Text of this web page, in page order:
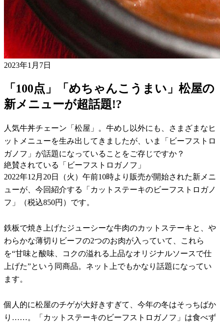
2023年1月7日
「100点」「めちゃんこうまい」松屋の
新メニューが超話題!?
人気牛丼チェーン「松屋」。牛めし以外にも、さまざまなヒ
ットメニューを生み出してきましたが、いま「ビーフストロ
ガノフ」が話題になっていることをご存じですか？
絶賛されている「ビーフストロガノフ」
2022年12月20日（火）午前10時より販売が開始された新メニ
ューが、今回紹介する「カットステーキのビーフストロガノ
フ」（税込850円）です。
鉄板で焼き上げたジューシーな牛肉のカットステーキと、や
わらかな薄切りビーフの2つのお肉が入っていて、これら
を“甘味と酸味、コクの溢れる上品なオリジナルソースで仕
上げた”という同商品。ネット上でもかなり話題になってい
ます。
個人的に松屋のチゲが大好きすぎて、今年の冬はそっちばか
り……。「カットステーキのビーフストロガノフ」は食べず